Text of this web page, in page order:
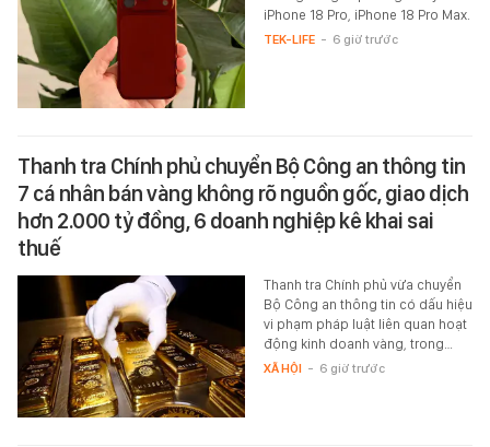
iPhone 18 Pro, iPhone 18 Pro Max.
TEK-LIFE - 6 giờ trước
Thanh tra Chính phủ chuyển Bộ Công an thông tin
7 cá nhân bán vàng không rõ nguồn gốc, giao dịch
hơn 2.000 tỷ đồng, 6 doanh nghiệp kê khai sai
thuế
Thanh tra Chính phủ vừa chuyển
Bộ Công an thông tin có dấu hiệu
vi phạm pháp luật liên quan hoạt
động kinh doanh vàng, trong…
XÃ HỘI - 6 giờ trước